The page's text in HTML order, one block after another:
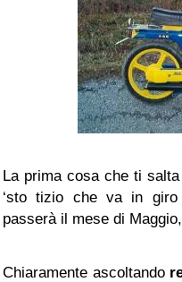
La prima cosa che ti
‘sto tizio che va in
passerà il mese di
Chiaramente ascoltando